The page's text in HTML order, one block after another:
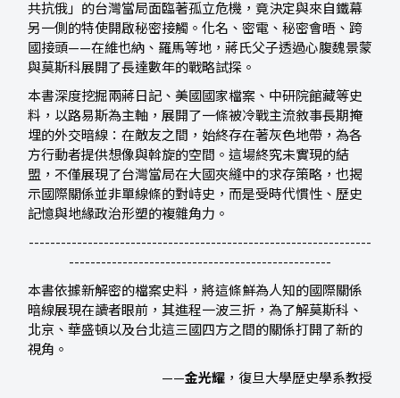
共抗俄」的台灣當局面臨著孤立危機，竟決定與來自鐵幕
另一側的特使開啟秘密接觸。化名、密電、秘密會晤、跨
國接頭——在維也納、羅馬等地，蔣氏父子透過心腹魏景蒙
與莫斯科展開了長達數年的戰略試探。
本書深度挖掘兩蔣日記、美國國家檔案、中研院館藏等史
料，以路易斯為主軸，展開了一條被冷戰主流敘事長期掩
埋的外交暗線：在敵友之間，始終存在著灰色地帶，為各
方行動者提供想像與斡旋的空間。這場終究未實現的結
盟，不僅展現了台灣當局在大國夾縫中的求存策略，也揭
示國際關係並非單線條的對峙史，而是受時代慣性、歷史
記憶與地緣政治形塑的複雜角力。
----------------------------------------------------------------
-------------------------------------------------
本書依據新解密的檔案史料，將這條鮮為人知的國際關係
暗線展現在讀者眼前，其進程一波三折，為了解莫斯科、
北京、華盛頓以及台北這三國四方之間的關係打開了新的
視角。
——金光耀 ，復旦大學歷史學系教授